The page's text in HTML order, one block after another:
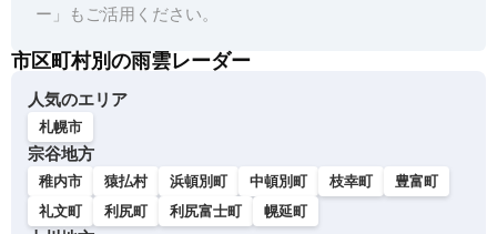
ー」もご活用ください。
市区町村別の雨雲レーダー
人気のエリア
札幌市
宗谷地方
稚内市 猿払村 浜頓別町 中頓別町 枝幸町
豊富町
礼文町
利尻町 利尻富士町 幌延町